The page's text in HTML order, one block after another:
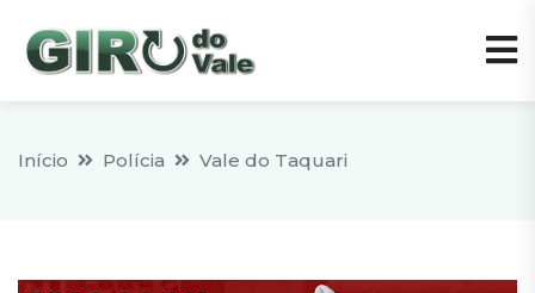
Início Polícia Vale do Taquari